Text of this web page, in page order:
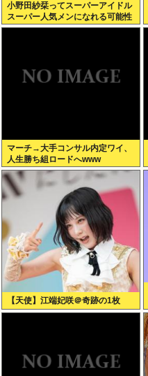
小野田紗栞ってスーパーアイドル
スーパー人気メンになれる可能性
あったよな？
マーチ→大手コンサル内定ワイ、
人生勝ち組ロードへwww
【天使】江端妃咲＠奇跡の1枚